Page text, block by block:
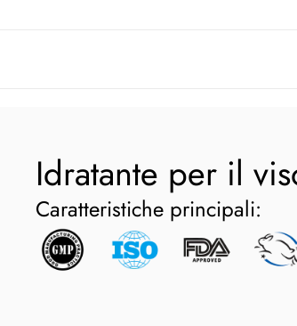
Idratante per il
Caratteristiche principali: